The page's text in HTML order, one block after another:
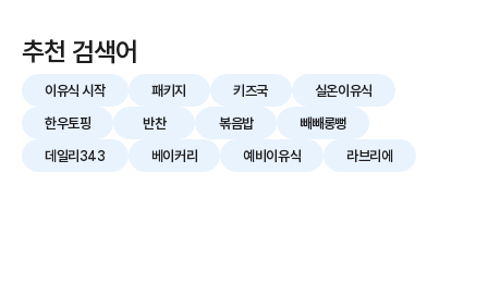
추천 검색어
이유식 시작 패키지 키즈국
실온이유식
한우토핑
반찬 볶음밥
빼빼롱뻥
데일리343
베이커리 예비이유식 라브리에